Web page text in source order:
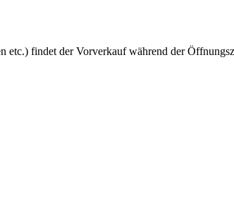
findet der Vorverkauf während der